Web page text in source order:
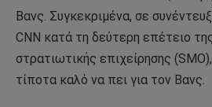
Βανς. Συγκεκριμένα, σε
CNN κατά τη δεύτερη επέτειο
στρατιωτικής επιχείρησης
τίποτα καλό να πει για τον Βανς.